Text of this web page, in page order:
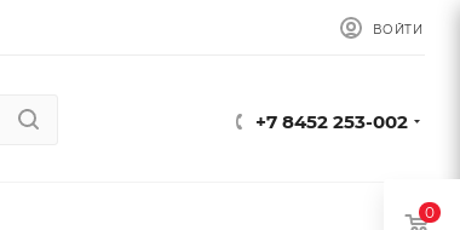
ВОЙТИ
+7 8452 253-002
0